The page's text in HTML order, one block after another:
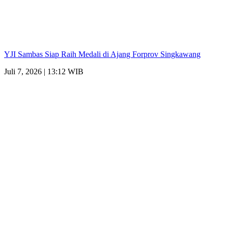
YJI Sambas Siap Raih Medali di Ajang Forprov Singkawang
Juli 7, 2026 | 13:12 WIB